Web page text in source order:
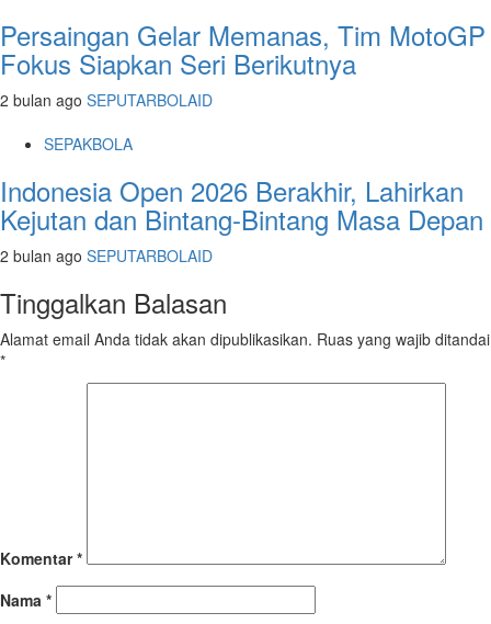
Persaingan Gelar Memanas, Tim MotoGP
Fokus Siapkan Seri Berikutnya
2 bulan ago SEPUTARBOLAID
SEPAKBOLA
Indonesia Open 2026 Berakhir, Lahirkan
Kejutan dan Bintang-Bintang Masa Depan
2 bulan ago SEPUTARBOLAID
Tinggalkan Balasan
Alamat email Anda tidak akan dipublikasikan. Ruas yang wajib ditandai
*
Komentar*
Nama *